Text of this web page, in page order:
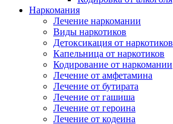
Наркомания
Лечение наркомании
Виды наркотиков
Детоксикация от наркотиков
Капельница от наркотиков
Кодирование от наркомании
Лечение от амфетамина
Лечение от бутирата
Лечение от гашиша
Лечение от героина
Лечение от кодеина